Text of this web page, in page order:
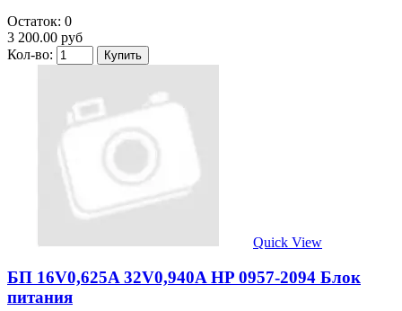
Остаток: 0
3 200.00 руб
Кол-во:
Quick View
БП 16V0,625A 32V0,940A HP 0957-2094 Блок
питания